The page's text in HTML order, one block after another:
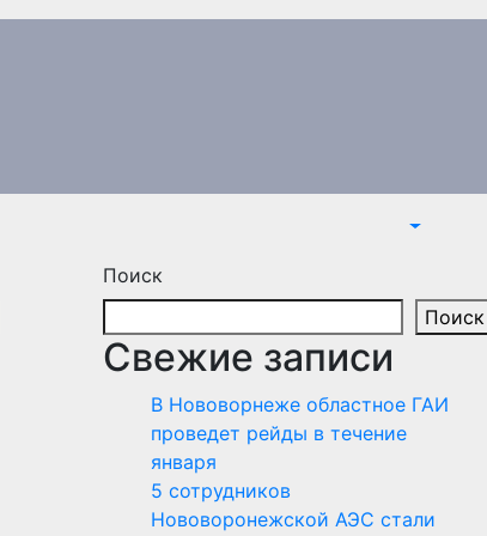
Поиск
Поиск
Свежие записи
В Нововорнеже областное ГАИ
проведет рейды в течение
января
5 сотрудников
Нововоронежской АЭС стали